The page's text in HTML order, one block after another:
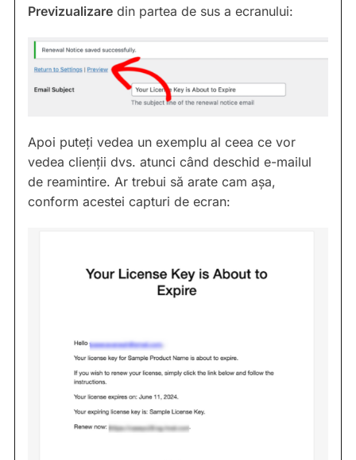
Previzualizare din partea de sus a ecranului:
Apoi puteți vedea un exemplu al ceea ce vor
vedea clienții dvs. atunci când deschid e-mailul
de reamintire. Ar trebui să arate cam așa,
conform acestei capturi de ecran: